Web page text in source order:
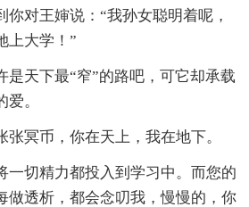
对王婶说：“我孙女聪明着呢，
上大学！”
是天下最“窄”的路吧，可它却承载
。
张冥币，你在天上，我在地下。
一切精力都投入到学习中。而您的
做透析，都会念叨我，慢慢的，你